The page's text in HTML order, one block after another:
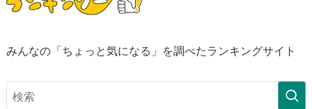
みんなの「ちょっと気になる」を調べたランキングサイト